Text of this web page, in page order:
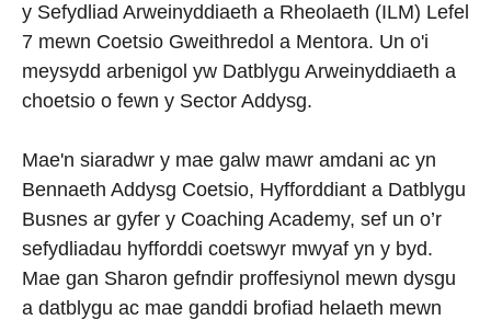
y Sefydliad Arweinyddiaeth a Rheolaeth (ILM) Lefel
7 mewn Coetsio Gweithredol a Mentora. Un o'i
meysydd arbenigol yw Datblygu Arweinyddiaeth a
choetsio o fewn y Sector Addysg.
Mae'n siaradwr y mae galw mawr amdani ac yn
Bennaeth Addysg Coetsio, Hyfforddiant a Datblygu
Busnes ar gyfer y Coaching Academy, sef un o’r
sefydliadau hyfforddi coetswyr mwyaf yn y byd.
Mae gan Sharon gefndir proffesiynol mewn dysgu
a datblygu ac mae ganddi brofiad helaeth mewn